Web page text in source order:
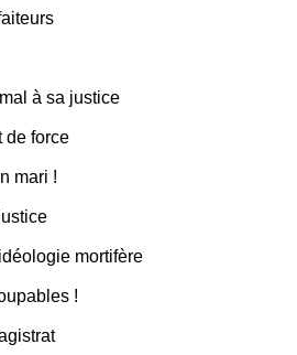
à sa justice
de force
mari !
mortifère
!